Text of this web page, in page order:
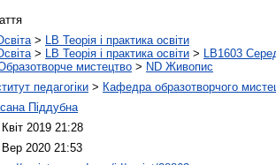
> LB Теорія і практика освіти
> LB Теорія і практика освіти > LB1603
мистецтво > ND Живопис
педагогіки > Кафедра образотворчого
Піддубна
2019 21:28
2020 21:53